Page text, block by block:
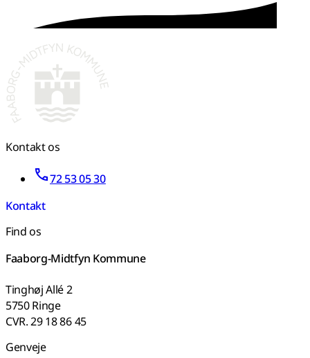
Kontakt os
72 53 05 30
Kontakt
Find os
Faaborg-Midtfyn Kommune
Tinghøj Allé 2
5750 Ringe
CVR. 29 18 86 45
Genveje